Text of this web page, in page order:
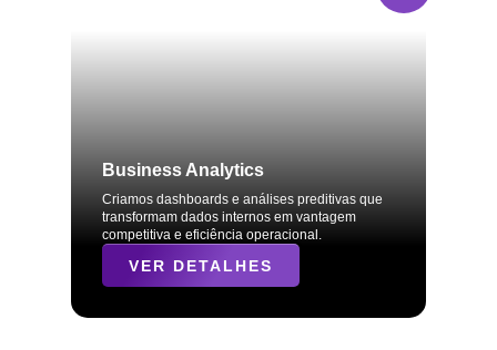
Business Analytics
Criamos dashboards e análises preditivas que
transformam dados internos em vantagem
competitiva e eficiência operacional.
VER DETALHES